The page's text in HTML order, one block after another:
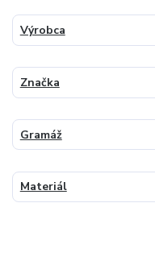
Výrobca
Značka
Gramáž
Materiál